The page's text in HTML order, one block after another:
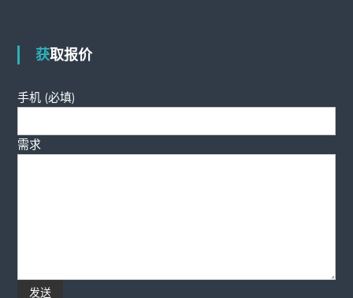
获取报价
手机 (必填)
需求